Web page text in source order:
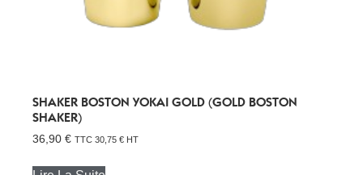
SHAKER BOSTON YOKAI GOLD (GOLD BOSTON
SHAKER)
36,90 € TTC 30,75 € HT